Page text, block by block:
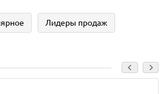
Лидеры продаж